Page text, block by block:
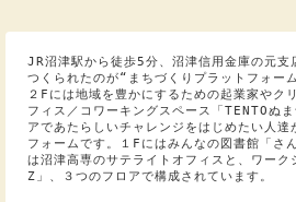
JR沼津駅から徒歩5分、沼津信用金庫の元支
つくられたのが“まちづくりプラットフォー
２Fには地域を豊かにするための起業家やク
フィス／コワーキングスペース「TENTOぬ
アであたらしいチャレンジをはじめたい人達
フォームです。１Fにはみんなの図書館「さ
は沼津高専のサテライトオフィスと、ワーク
Z」、３つのフロアで構成されています。